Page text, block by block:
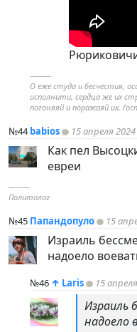
----------
О еже студа и бесчестия,
исполнити, сердца же их
погоняяй и поражаяй их,
№44babios 15 апреля
Как пел
евреи
----------
Политолог
№45 Папандопуло 15
Израиль
надоело
№46 ↑ Laris 15
Израиль
надоело